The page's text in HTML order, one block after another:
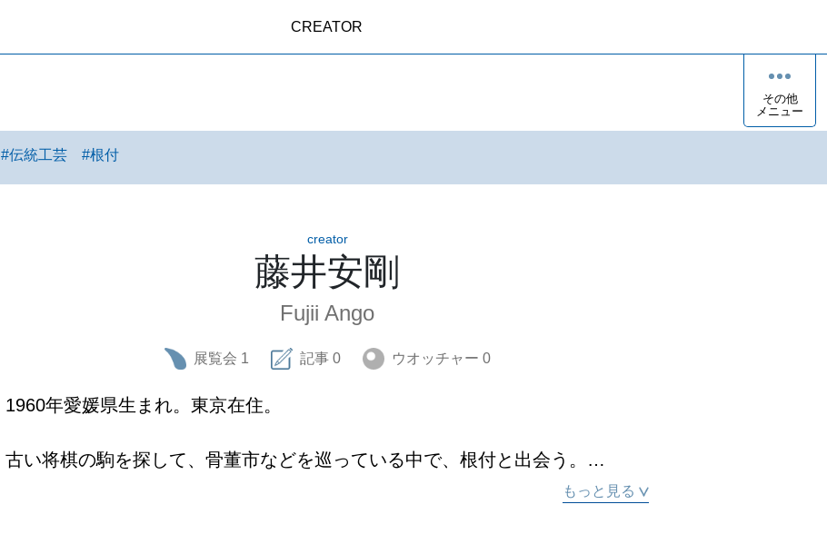
CREATOR
その他
メニュー
#伝統工芸 #根付
creator
藤井安剛
Fujii Ango
展覧会 1 記事 0 ウオッチャー 0
1960年愛媛県生まれ。東京在住。
古い将棋の駒を探して、骨董市などを巡っている中で、根付と出会う。
2000年頃から、独学にて根付制作開始2003年～朝日カルチャー「現代根付教
もっと見る